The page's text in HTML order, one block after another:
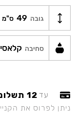
גובה 49 ס"מ
סחיבה
עד 12 תשלומים
ניתן לפרוס את